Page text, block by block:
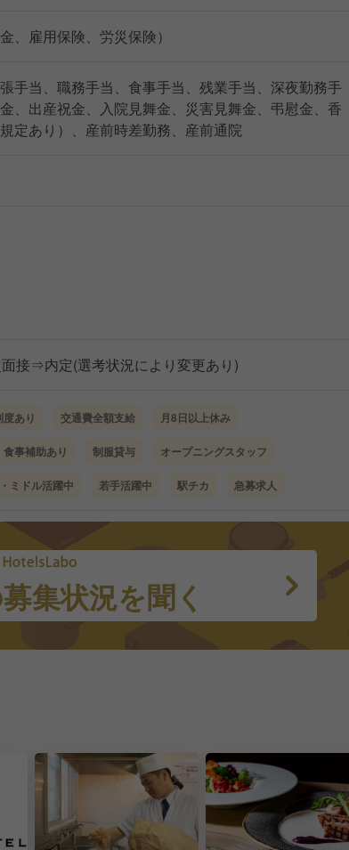
、雇用保険、労災保険）
手当、職務手当、食事手当、残業手当、深夜勤務手
、出産祝金、入院見舞金、災害見舞金、弔慰金、香
定あり）、産前時差勤務、産前通院
接⇒内定(選考状況により変更あり)
あり 交通費全額支給 月8日以上休み
食事補助あり 制服貸与 オープニングスタッフ
ミドル活躍中 若手活躍中 駅チカ 急募求人
集状況を聞く